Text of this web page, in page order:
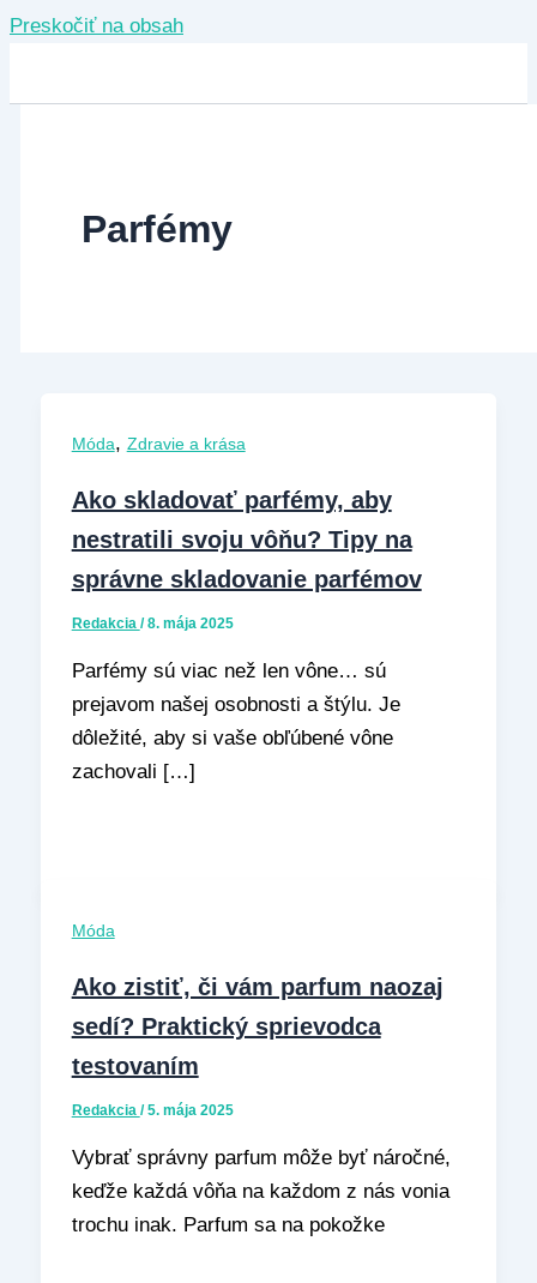
Preskočiť na obsah
Parfémy
Móda, Zdravie a krása
Ako skladovať parfémy, aby
nestratili svoju vôňu? Tipy na
správne skladovanie parfémov
Redakcia /8. mája 2025
Parfémy sú viac než len vône… sú
prejavom našej osobnosti a štýlu. Je
dôležité, aby si vaše obľúbené vône
zachovali […]
Móda
Ako zistiť, či vám parfum naozaj
sedí? Praktický sprievodca
testovaním
Redakcia /5. mája 2025
Vybrať správny parfum môže byť náročné,
keďže každá vôňa na každom z nás vonia
trochu inak. Parfum sa na pokožke